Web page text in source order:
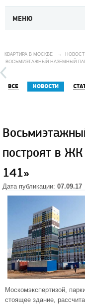
МЕНЮ
КВАРТИРА В МОСКВЕ →
ВОСЬМИЭТАЖНЫЙ НАЗЕМНЫЙ
ВСЕ НОВОСТИ
построят в
141»
Дата публикации: 07.09.17
Москомэкспертизой,
стоящее здание,